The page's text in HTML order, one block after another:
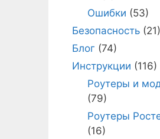
Ошибки (53)
Безопасность (21)
Блог (74)
Инструкции (116)
Роутеры и
(79)
Роутеры
(16)